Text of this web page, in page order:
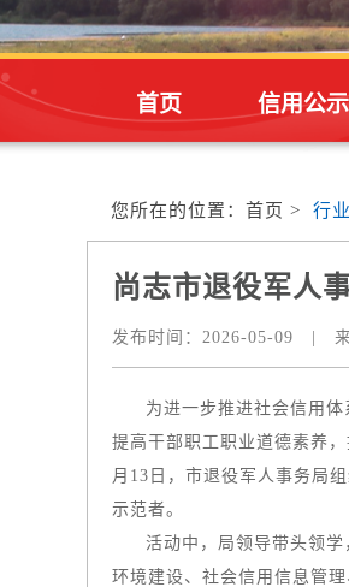
首页 信用公示
您所在的位置： 首页 > 行
尚志市退役军人
发布时间： 2026-05-09
为进一步推进社会信用
提高干部职工职业道德素养
月13日，市退役军人事务局
示范者。
活动中，局领导带头领
环境建设、社会信用信息管